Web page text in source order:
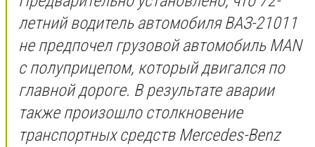
летний водитель автомобиля ВАЗ-21011
не предпочел грузовой автомобиль MAN
с полуприцепом, который двигался по
главной дороге. В результате аварии
также произошло столкновение
транспортных средств Mercedes-Benz